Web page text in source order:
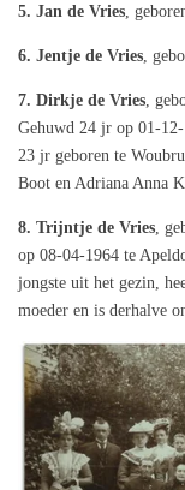
5. Jan de Vries ,
6. Jentje de Vries ,
7. Dirkje de Vries ,
Gehuwd 24 jr op 01-
23 jr geboren te
Boot en Adriana Anna
8. Trijntje de Vries ,
op 08‑04‑1964 te
jongste uit het gezin,
moeder en is derhalve